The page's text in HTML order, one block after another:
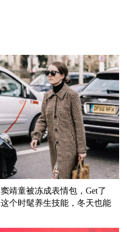
窦靖童被冻成表情包，Get了
这个时髦养生技能，冬天也能